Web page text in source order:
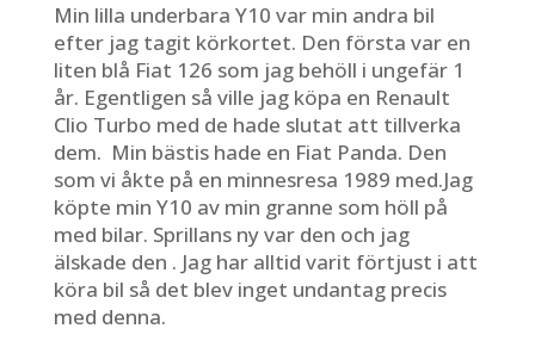
Min lilla underbara Y10 var min andra bil
efter jag tagit körkortet. Den första var en
liten blå Fiat 126 som jag behöll i ungefär 1
år. Egentligen så ville jag köpa en Renault
Clio Turbo med de hade slutat att tillverka
dem. Min bästis hade en Fiat Panda. Den
som vi åkte på en minnesresa 1989 med.Jag
köpte min Y10 av min granne som höll på
med bilar. Sprillans ny var den och jag
älskade den . Jag har alltid varit förtjust i att
köra bil så det blev inget undantag precis
med denna.